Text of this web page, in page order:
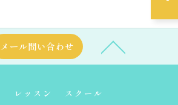
メール問い合わせ
レッスン
スクール